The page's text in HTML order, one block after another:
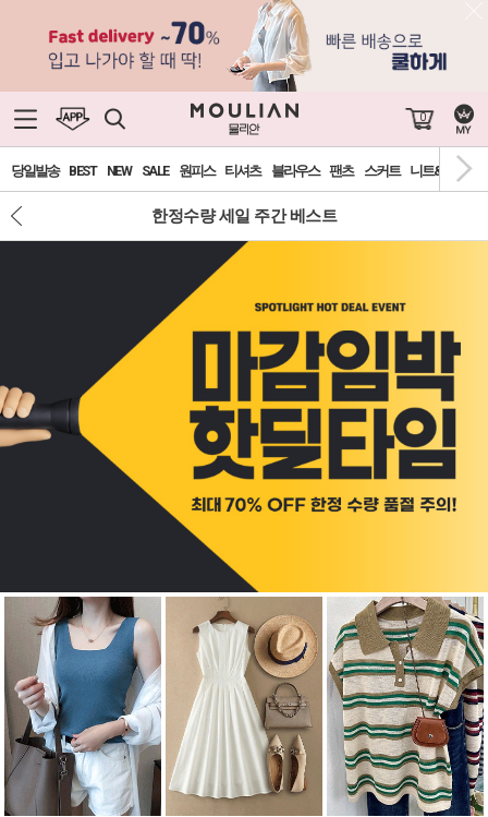
0
당일발송 BEST NEW SALE 원피스 티셔츠 블라우스 팬츠 스커트 니트&가디건
한정수량 세일 주간 베스트